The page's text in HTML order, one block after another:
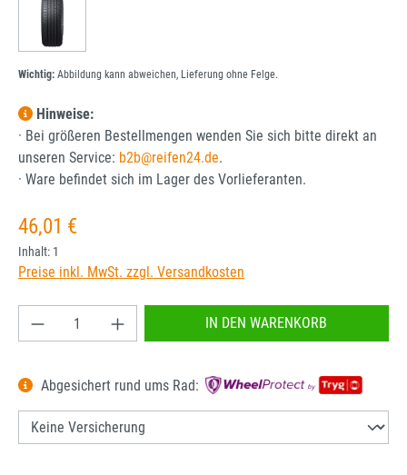
Wichtig: Abbildung kann abweichen, Lieferung ohne Felge.
Hinweise:
· Bei größeren Bestellmengen wenden Sie sich bitte direkt an
unseren Service: b2b@reifen24.de.
· Ware befindet sich im Lager des Vorlieferanten.
Regulärer Preis:
46,01 €
Inhalt: 1
Preise inkl. MwSt. zzgl. Versandkosten
Produkt Anzahl: Gib den gewünschten Wert
IN DEN WARENKORB
Abgesichert rund ums Rad: